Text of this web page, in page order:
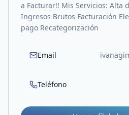
a Facturar!! Mis Servicios: Alta
Ingresos Brutos Facturación
pago Recategorización
Email
Teléfono